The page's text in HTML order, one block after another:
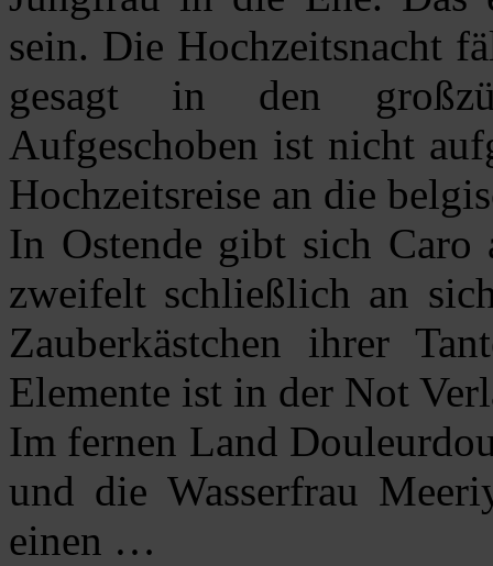
sein. Die Hochzeitsnacht
gesagt in den
Aufgeschoben ist nicht
Hochzeitsreise an die
In Ostende gibt sich Caro
zweifelt schließlich an
Zauberkästchen ihrer
Elemente ist in der Not
Im fernen Land
und die Wasserfrau
einen …